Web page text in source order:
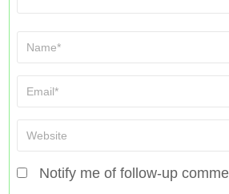
Notify me of follow-up